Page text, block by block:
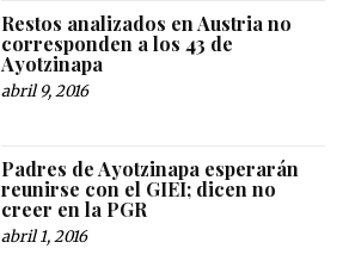
Restos analizados en Austria no
corresponden a los 43 de
Ayotzinapa
abril 9, 2016
Padres de Ayotzinapa esperarán
reunirse con el GIEI; dicen no
creer en la PGR
abril 1, 2016